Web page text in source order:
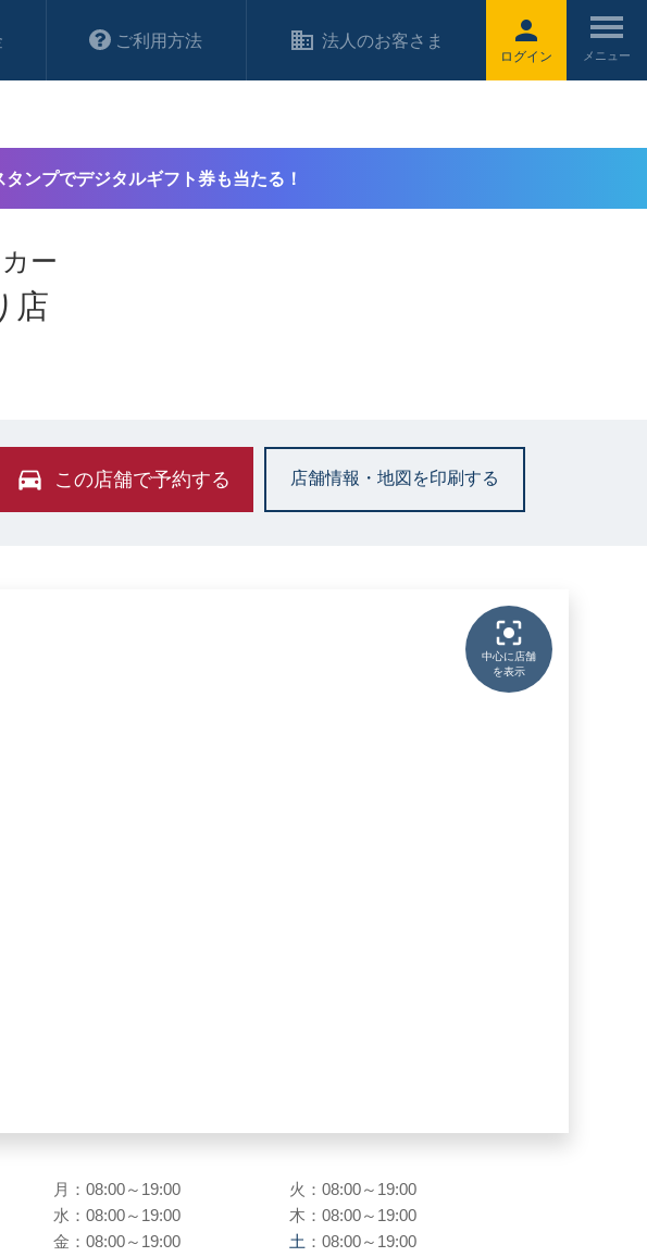
ログイン
ご利用方法 法人のお客さま
ンプでデジタルギフト券も当たる！
ー
店
この店舗で予約する 店舗情報・地図を印刷する
中心に店舗
を表示
月：08:00～19:00
火：08:00～19:00
水：08:00～19:00
木：08:00～19:00
金：08:00～19:00
土 ：08:00～19:00